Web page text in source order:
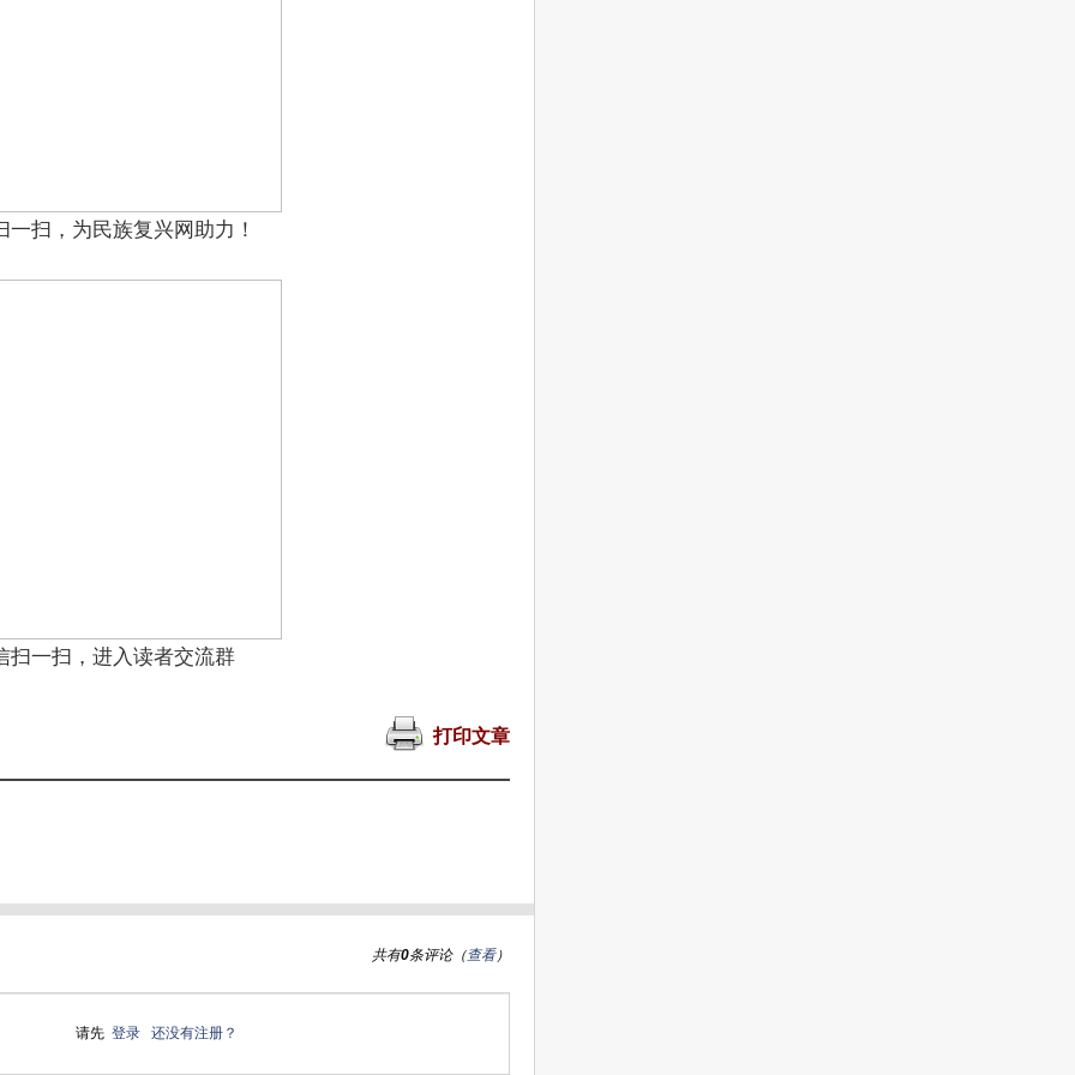
一扫，为民族复兴网助力！
扫一扫，进入读者交流群
打印文章
共有0条评论（查看）
请先 登录 还没有注册？